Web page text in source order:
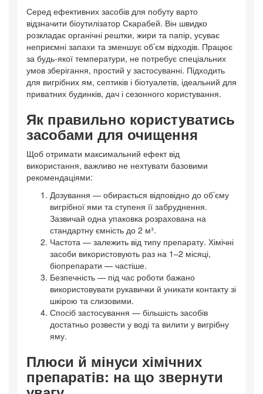
Серед ефективних засобів для побуту варто
відзначити біоутилізатор Скарабей. Він швидко
розкладає органічні рештки, жири та папір, усуває
неприємні запахи та зменшує об’єм відходів. Працює
за будь-якої температури, не потребує спеціальних
умов зберігання, простий у застосуванні. Підходить
для вигрібних ям, септиків і біотуалетів, ідеальний для
приватних будинків, дач і сезонного користування.
Як правильно користуватись
засобами для очищення
Щоб отримати максимальний ефект від
використання, важливо не нехтувати базовими
рекомендаціями:
Дозування — обирається відповідно до об’єму
вигрібної ями та ступеня її забруднення.
Зазвичай одна упаковка розрахована на
стандартну ємність до 2 м³.
Частота — залежить від типу препарату. Хімічні
засоби використовують раз на 1–2 місяці,
біопрепарати — частіше.
Безпечність — під час роботи бажано
використовувати рукавички й уникати контакту зі
шкірою та слизовими.
Спосіб застосування — більшість засобів
достатньо розвести у воді та вилити у вигрібну
яму.
Плюси й мінуси хімічних
препаратів: на що звернути